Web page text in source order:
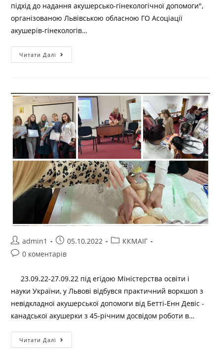
підхід до надання акушерсько-гінекологічної допомоги",
організованою Львівською обласною ГО Асоціації
акушерів-гінекологів…
Читати Далі
admin1 05.10.2022
ККМАІГ
0 коментарів
23.09.22-27.09.22 під егідою Міністерства освіти і
науки України, у Львові відбувся практичний воркшоп з
невідкладної акушерської допомоги від Бетті-Енн Девіс -
канадської акушерки з 45-річним досвідом роботи в…
Читати Далі